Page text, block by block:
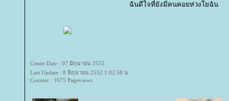
ฉันดีใจที่ยังมีคนคอยห่วงใยฉัน
Create Date : 07 มิถุนายน 2552
Last Update : 8 มิถุนายน 2552 1:02:58 น.
Counter : 1675 Pageviews.